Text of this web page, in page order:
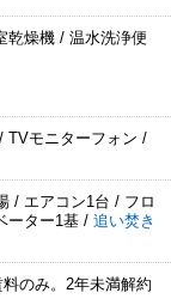
乾燥機 / 温水洗浄便
/ TVモニターフォン /
/ エアコン1台 / フロ
ーター1基 / 追い焚き
のみ。2年未満解約